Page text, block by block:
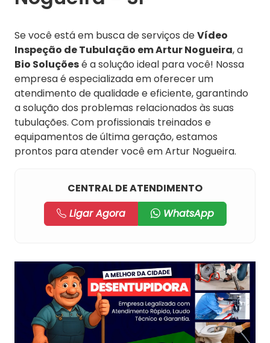
Se você está em busca de serviços deVídeo
Inspeção de Tubulação em Artur Nogueira, a
Bio Soluçõesé a solução ideal para você! Nossa
empresa é especializada em oferecer um
atendimento de qualidade e eficiente, garantindo
a solução dos problemas relacionados às suas
tubulações. Com profissionais treinados e
equipamentos de última geração, estamos
prontos para atender você em Artur Nogueira.
CENTRAL DE ATENDIMENTO
Ligar Agora
WhatsApp